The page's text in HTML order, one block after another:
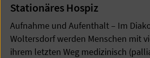
Stationäres Hospiz
Aufnahme und Aufenthalt – Im
Woltersdorf werden Menschen mit
ihrem letzten Weg medizinisch